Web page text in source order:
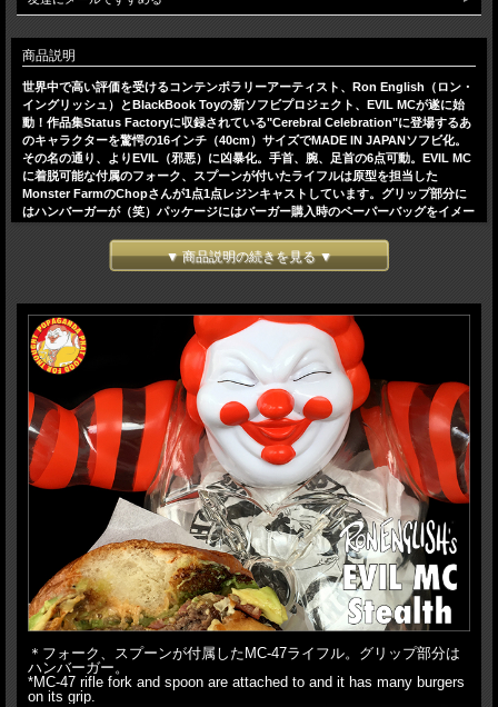
商品説明
世界中で高い評価を受けるコンテンポラリーアーティスト、Ron English（ロン・
イングリッシュ）とBlackBook Toyの新ソフビプロジェクト、EVIL MCが遂に始
動！作品集Status Factoryに収録されている"Cerebral Celebration"に登場するあ
のキャラクターを驚愕の16インチ（40cm）サイズでMADE IN JAPANソフビ化。
その名の通り、よりEVIL（邪悪）に凶暴化。手首、腕、足首の6点可動。EVIL MC
に着脱可能な付属のフォーク、スプーンが付いたライフルは原型を担当した
Monster FarmのChopさんが1点1点レジンキャストしています。グリップ部分に
はハンバーガーが（笑）パッケージにはバーガー購入時のペーパーバッグをイメー
にEVIL MCアートワークを落とし込んだポストカードが付属します。これで究極の
EVIL MCが完成です。今回のStealth editionは美しいクリア成型を活かし、EVIL
す。食いしん坊のEVIL MCがそのまま食べてしまったという訳ですね。もちろんこ
ちらはバーガーペーパーとしても使えます。そんな特製バーガーペーパーが10枚も
付属します。今回のライフルはBKです。
H:34cm（頭まで）、40cm（ハンバーガーまで）、HxW:49x47cm(ライフル装着
時)、HxW:11x28cm(ライフル)
HxW:15x15cm(バーガーペーパー)
▼ 商品説明の続きを見る ▼
＊フォーク、スプーンが付属したMC-47ライフル。グリップ部分は
ハンバーガー。
*MC-47 rifle fork and spoon are attached to and it has many burgers
on its grip.